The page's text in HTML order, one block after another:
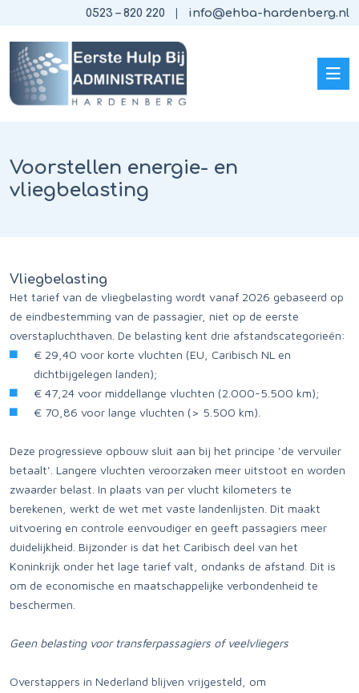
0523 – 820 220 info@ehba-hardenberg.nl
Voorstellen energie- en
vliegbelasting
Vliegbelasting
Het tarief van de vliegbelasting wordt vanaf 2026 gebaseerd op
de eindbestemming van de passagier, niet op de eerste
overstapluchthaven. De belasting kent drie afstandscategorieën:
€ 29,40 voor korte vluchten (EU, Caribisch NL en
dichtbijgelegen landen);
€ 47,24 voor middellange vluchten (2.000-5.500 km);
€ 70,86 voor lange vluchten (> 5.500 km).
Deze progressieve opbouw sluit aan bij het principe 'de vervuiler
betaalt'. Langere vluchten veroorzaken meer uitstoot en worden
zwaarder belast. In plaats van per vlucht kilometers te
berekenen, werkt de wet met vaste landenlijsten. Dit maakt
uitvoering en controle eenvoudiger en geeft passagiers meer
duidelijkheid. Bijzonder is dat het Caribisch deel van het
Koninkrijk onder het lage tarief valt, ondanks de afstand. Dit is
om de economische en maatschappelijke verbondenheid te
beschermen.
Geen belasting voor transferpassagiers of veelvliegers
Overstappers in Nederland blijven vrijgesteld, om